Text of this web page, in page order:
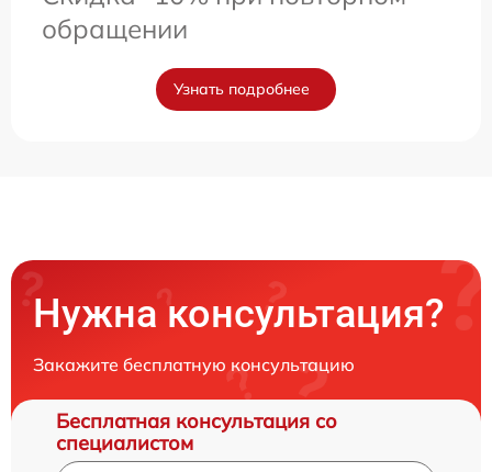
обращении
Узнать подробнее
Нужна консультация?
Закажите бесплатную консультацию
Бесплатная консультация со
специалистом